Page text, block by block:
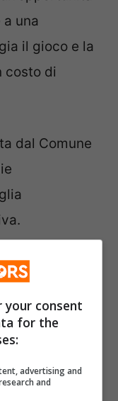
una
il gioco e la
costo di
dal Comune
i canali
programma.
asili nido
consent
for the
advertising and
and